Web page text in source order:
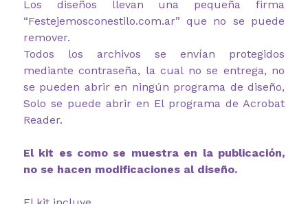
Los diseños llevan una pequeña firma
“Festejemosconestilo.com.ar” que no se puede
remover.
Todos los archivos se envían protegidos
mediante contraseña, la cual no se entrega, no
se pueden abrir en ningún programa de diseño,
Solo se puede abrir en El programa de Acrobat
Reader.
El kit es como se muestra en la publicación,
no se hacen modificaciones al diseño.